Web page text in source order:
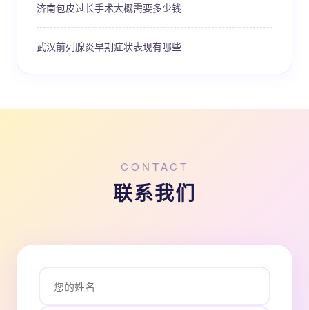
济南包皮过长手术大概需要多少钱
武汉前列腺炎早期症状表现有哪些
CONTACT
联系我们